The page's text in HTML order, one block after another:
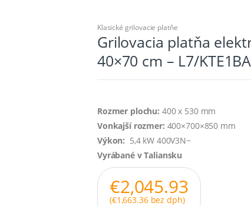
Klasické grilovacie platňe
Grilovacia platňa
40×70 cm – L7/
Rozmer plochu: 400 x 530 mm
Vonkajší rozmer: 400×700×850 mm
Výkon: 5,4 kW 400V3N~
Vyrábané v Taliansku
€2,045.93
(€1,663.36bez dph)